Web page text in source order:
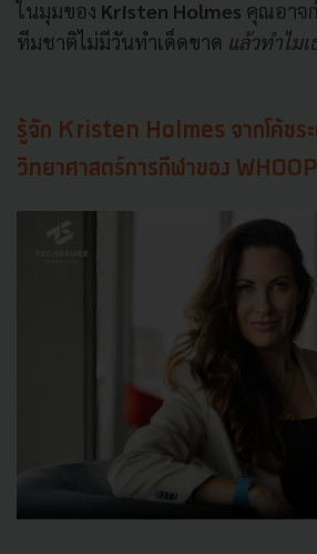
ในมุมของ Kristen Holmes คุณอาจ
ทีมชาติไม่มีวันทำเด็ดขาด แล้วทำไม
รู้จัก Kristen Holmes จากโค้ชร
วิทยาศาสตร์การกีฬาของ WHOOP